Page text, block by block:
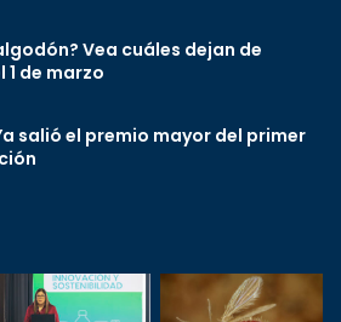
Vea cuáles dejan de
de marzo
salió el premio mayor del primer